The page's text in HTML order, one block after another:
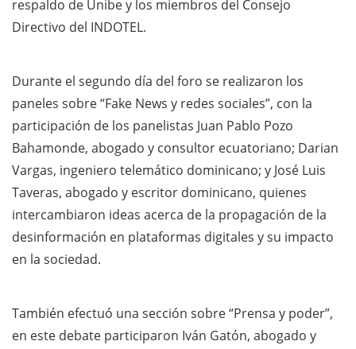
respaldo de Unibe y los miembros del Consejo
Directivo del INDOTEL.
Durante el segundo día del foro se realizaron los
paneles sobre “Fake News y redes sociales”, con la
participación de los panelistas Juan Pablo Pozo
Bahamonde, abogado y consultor ecuatoriano; Darian
Vargas, ingeniero telemático dominicano; y José Luis
Taveras, abogado y escritor dominicano, quienes
intercambiaron ideas acerca de la propagación de la
desinformación en plataformas digitales y su impacto
en la sociedad.
También efectuó una sección sobre “Prensa y poder”,
en este debate participaron Iván Gatón, abogado y